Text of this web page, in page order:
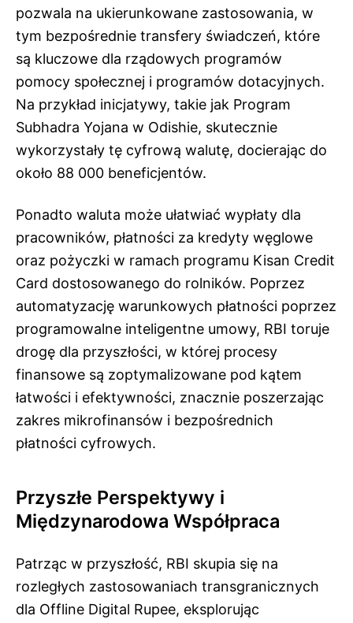
pozwala na ukierunkowane zastosowania, w
tym bezpośrednie transfery świadczeń, które
są kluczowe dla rządowych programów
pomocy społecznej i programów dotacyjnych.
Na przykład inicjatywy, takie jak Program
Subhadra Yojana w Odishie, skutecznie
wykorzystały tę cyfrową walutę, docierając do
około 88 000 beneficjentów.
Ponadto waluta może ułatwiać wypłaty dla
pracowników, płatności za kredyty węglowe
oraz pożyczki w ramach programu Kisan Credit
Card dostosowanego do rolników. Poprzez
automatyzację warunkowych płatności poprzez
programowalne inteligentne umowy, RBI toruje
drogę dla przyszłości, w której procesy
finansowe są zoptymalizowane pod kątem
łatwości i efektywności, znacznie poszerzając
zakres mikrofinansów i bezpośrednich
płatności cyfrowych.
Przyszłe Perspektywy i
Międzynarodowa Współpraca
Patrząc w przyszłość, RBI skupia się na
rozległych zastosowaniach transgranicznych
dla Offline Digital Rupee, eksplorując